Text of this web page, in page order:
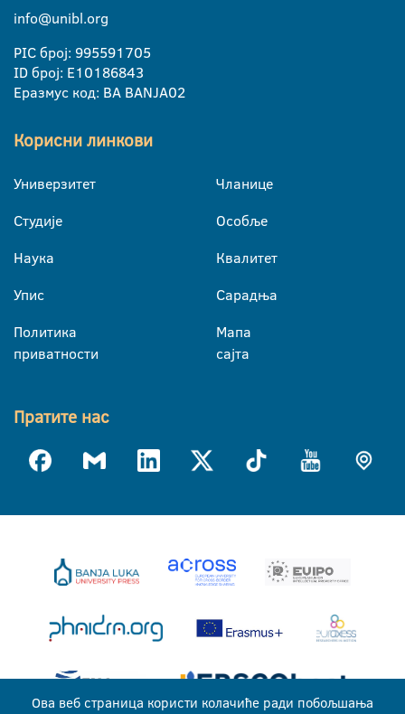
info@unibl.org
PIC број: 995591705
ID број: E10186843
Еразмус код: BA BANJA02
Корисни линкови
Универзитет
Студије
Наука
Упис
Политика
приватности
Чланице
Особље
Квалитет
Сарадња
Мапа
сајта
Пратите нас
Ова веб страница користи колачиће ради побољшања